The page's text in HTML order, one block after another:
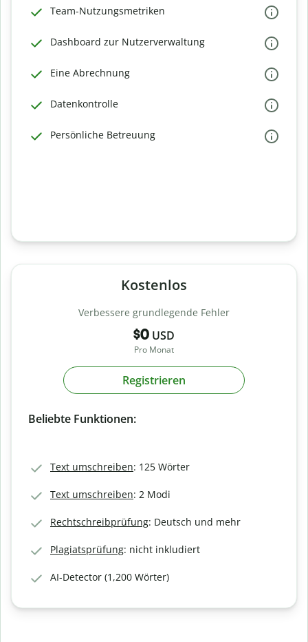
Team-Nutzungsmetriken
Dashboard zur Nutzerverwaltung
Eine Abrechnung
Datenkontrolle
Persönliche Betreuung
Kostenlos
Verbessere grundlegende Fehler
$0 USD
Pro Monat
Registrieren
Beliebte Funktionen:
Text umschreiben: 125 Wörter
Text umschreiben: 2 Modi
Rechtschreibprüfung: Deutsch und mehr
Plagiatsprüfung: nicht inkludiert
AI-Detector (1,200 Wörter)